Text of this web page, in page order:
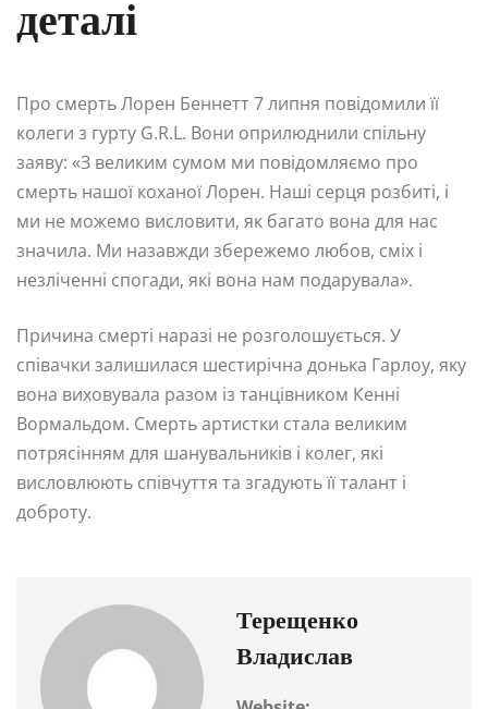
деталі
Про смерть Лорен Беннетт 7 липня повідомили її
колеги з гурту G.R.L. Вони оприлюднили спільну
заяву: «З великим сумом ми повідомляємо про
смерть нашої коханої Лорен. Наші серця розбиті, і
ми не можемо висловити, як багато вона для нас
значила. Ми назавжди збережемо любов, сміх і
незліченні спогади, які вона нам подарувала».
Причина смерті наразі не розголошується. У
співачки залишилася шестирічна донька Гарлоу, яку
вона виховувала разом із танцівником Кенні
Вормальдом. Смерть артистки стала великим
потрясінням для шанувальників і колег, які
висловлюють співчуття та згадують її талант і
доброту.
Терещенко
Владислав